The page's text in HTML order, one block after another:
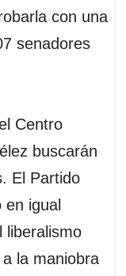
con una
senadores
Centro
buscarán
El Partido
igual
liberalismo
la maniobra